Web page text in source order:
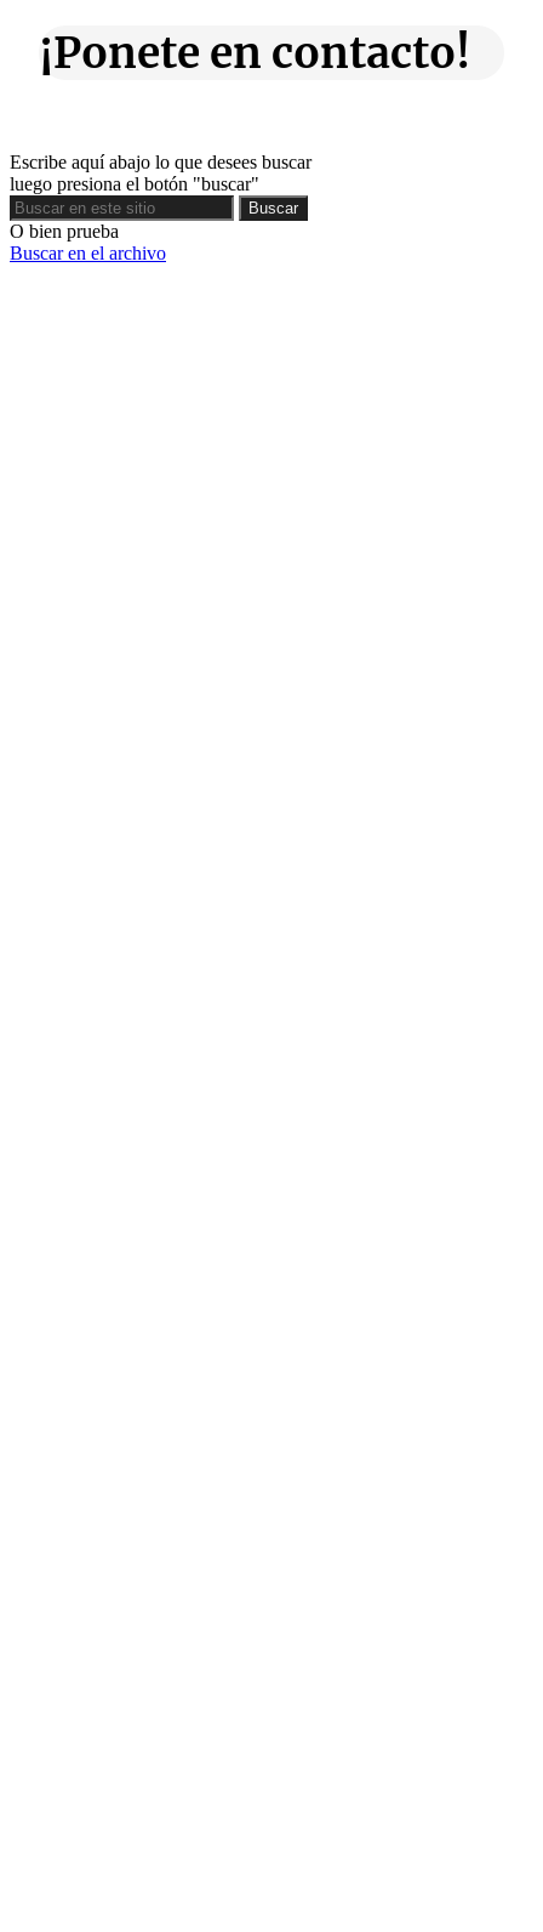
¡Ponete en contacto!
Escribe aquí abajo lo que desees buscar
luego presiona el botón "buscar"
Buscar
Buscar
O bien prueba
Buscar en el archivo